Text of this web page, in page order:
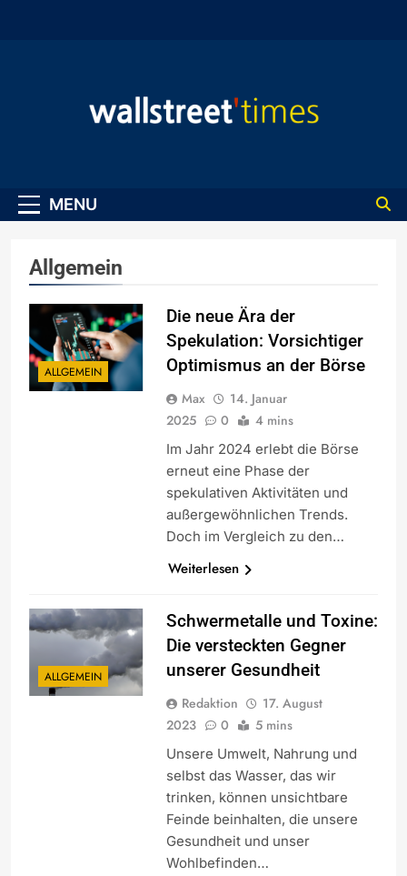
MENU
Allgemein
ALLGEMEIN
Die neue Ära der
Spekulation: Vorsichtiger
Optimismus an der Börse
Max
14. Januar
2025
0 4 mins
Im Jahr 2024 erlebt die Börse
erneut eine Phase der
spekulativen Aktivitäten und
außergewöhnlichen Trends.
Doch im Vergleich zu den…
Weiterlesen
ALLGEMEIN
Schwermetalle und Toxine:
Die versteckten Gegner
unserer Gesundheit
Redaktion
17. August
2023
0 5 mins
Unsere Umwelt, Nahrung und
selbst das Wasser, das wir
trinken, können unsichtbare
Feinde beinhalten, die unsere
Gesundheit und unser
Wohlbefinden…